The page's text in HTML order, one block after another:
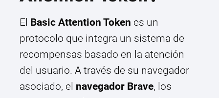
El Basic Attention Token es un
protocolo que integra un sistema de
recompensas basado en la atención
del usuario. A través de su navegador
asociado, el navegador Brave, los